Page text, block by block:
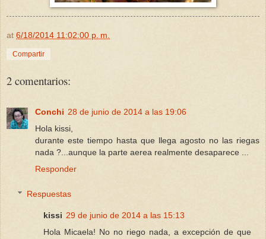
at 6/18/2014 11:02:00 p. m.
Compartir
2 comentarios:
Conchi 28 de junio de 2014 a las 19:06
Hola kissi,
durante este tiempo hasta que llega agosto no las riegas
nada ?...aunque la parte aerea realmente desaparece ...
Responder
Respuestas
kissi 29 de junio de 2014 a las 15:13
Hola Micaela! No no riego nada, a excepción de que